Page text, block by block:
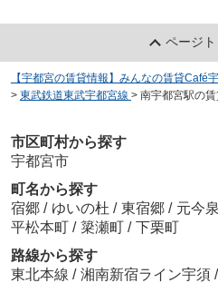
ページ
【宇都宮の賃貸情報】みんなの賃貸Café
> 東武鉄道東武宇都宮線 > 南宇都宮駅の
市区町村から探す
宇都宮市
町名から探す
宿郷 / ゆいの杜 / 東宿郷 / 元今泉
平松本町 / 簗瀬町 / 下栗町
路線から探す
東北本線 / 湘南新宿ライン宇須 /